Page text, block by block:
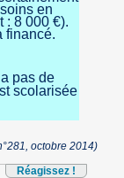
en
: 8 000 €).
financé.
pas de
scolarisée
octobre 2014)
Réagissez !